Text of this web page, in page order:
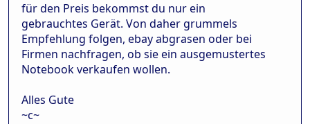
für den Preis bekommst du nur ein
gebrauchtes Gerät. Von daher grummels
Empfehlung folgen, ebay abgrasen oder bei
Firmen nachfragen, ob sie ein ausgemustertes
Notebook verkaufen wollen.
Alles Gute
~c~